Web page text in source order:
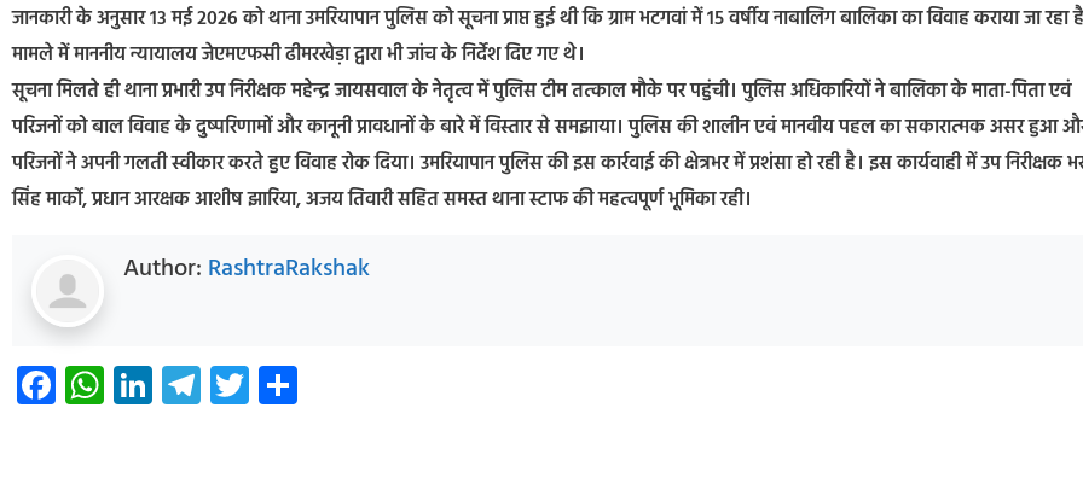
जानकारी के अनुसार 13 मई 2026 को थाना उमरियापान पुलिस को सूचना प्राप्त हुई थी कि ग्राम भटगवां में 15 वर्षीय नाबालिग बालिका का विवाह कराया जा रहा
मामले में माननीय न्यायालय जेएमएफसी ढीमरखेड़ा द्वारा भी जांच के निर्देश दिए गए थे।
सूचना मिलते ही थाना प्रभारी उप निरीक्षक महेन्द्र जायसवाल के नेतृत्व में पुलिस टीम तत्काल मौके पर पहुंची। पुलिस अधिकारियों ने बालिका के माता-पिता एवं
परिजनों को बाल विवाह के दुष्परिणामों और कानूनी प्रावधानों के बारे में विस्तार से समझाया। पुलिस की शालीन एवं मानवीय पहल का सकारात्मक असर हुआ
परिजनों ने अपनी गलती स्वीकार करते हुए विवाह रोक दिया। उमरियापान पुलिस की इस कार्रवाई की क्षेत्रभर में प्रशंसा हो रही है। इस कार्यवाही में उप निरीक्षक
सिंह मार्को, प्रधान आरक्षक आशीष झारिया, अजय तिवारी सहित समस्त थाना स्टाफ की महत्वपूर्ण भूमिका रही।
Author: RashtraRakshak
Facebook
WhatsApp
LinkedIn
Telegram
Twitter